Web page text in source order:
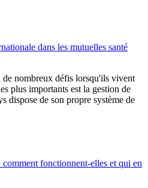
dans les mutuelles santé
de nombreux défis lorsqu'ils vivent
plus importants est la gestion de
dispose de son propre système de
fonctionnent-elles et qui en